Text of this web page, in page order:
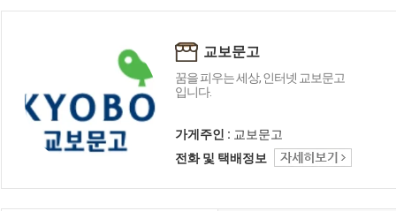
교보문고
꿈을 피우는 세상, 인터넷 교보문고
입니다.
가게주인 : 교보문고
전화 및 택배정보